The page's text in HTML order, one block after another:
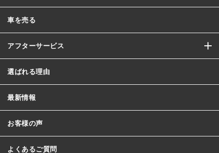
車を売る
アフターサービス
選ばれる理由
最新情報
お客様の声
よくあるご質問